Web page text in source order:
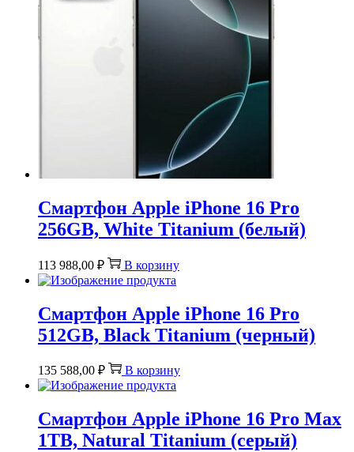
Смартфон Apple iPhone 16 Pro
256GB, White Titanium (белый)
113 988,00 ₽ В корзину
Смартфон Apple iPhone 16 Pro
512GB, Black Titanium (черный)
135 588,00 ₽ В корзину
Смартфон Apple iPhone 16 Pro Max
1TB, Natural Titanium (серый)